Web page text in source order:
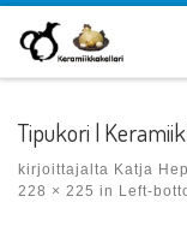
Skip to content
Tipukori |
kirjoittajalta Katja
228 × 225 in Left-